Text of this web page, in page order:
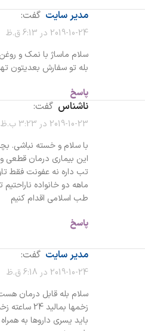
مدیر سایت گفت:
2019-10-24 در 6:13 ق.ظ
سلام ماساژ با نمک و
بله تو سفارش بعدیتون
پاسخ
ناشناس گفت:
2019-10-23 در 3:23 ب.ظ
با سلام و خسته نباشی. بچه
این بیماری درمان قطعی
تب داره نه عفونت فقط
ماهه دو خانواده
طب اسلامی اقدام کنیم
پاسخ
مدیر سایت گفت:
2019-10-24 در 6:18 ق.ظ
سلام بله قابل درمان
زخمها
باید یسری داروها به